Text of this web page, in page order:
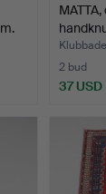
2 bud
37 USD